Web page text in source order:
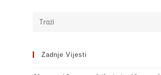
Zadnje Vijesti